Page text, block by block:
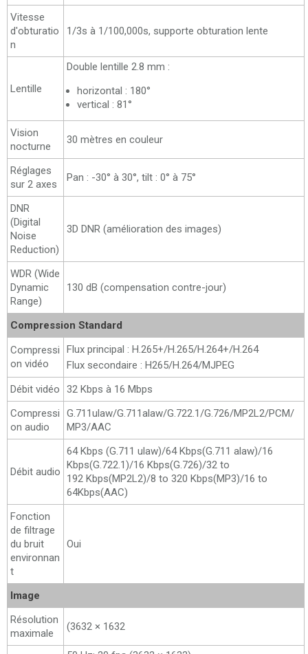
Vitesse
d'obturatio
n
1/3s à 1/100,000s, supporte obturation lente
Lentille
Double lentille 2.8 mm :
horizontal : 180°
vertical : 81°
Vision
nocturne
30 mètres en couleur
Réglages
sur 2 axes
Pan : -30° à 30°, tilt : 0° à 75°
DNR
(Digital
Noise
Reduction)
3D DNR (amélioration des images)
WDR (Wide
Dynamic
Range)
130 dB (compensation contre-jour)
Compression Standard
Compressi
on vidéo
Flux principal : H.265+/H.265/H.264+/H.264
Flux secondaire : H265/H.264/MJPEG
Débit vidéo
32 Kbps à 16 Mbps
Compressi
on audio
G.711ulaw/G.711alaw/G.722.1/G.726/MP2L2/PCM/
MP3/AAC
Débit audio
64 Kbps (G.711 ulaw)/64 Kbps(G.711 alaw)/16
Kbps(G.722.1)/16 Kbps(G.726)/32 to
192 Kbps(MP2L2)/8 to 320 Kbps(MP3)/16 to
64Kbps(AAC)
Fonction
de filtrage
du bruit
environnan
t
Oui
Image
Résolution
maximale
(3632 × 1632